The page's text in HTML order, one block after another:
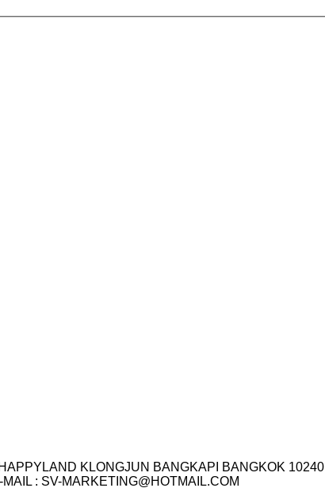
KLONGJUN BANGKAPI BANGKOK 10240
: SV-MARKETING@HOTMAIL.COM